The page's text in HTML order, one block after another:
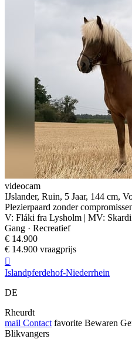
videocam
IJslander, Ruin, 5 Jaar, 144 cm,
Plezierpaard zonder
V: Fláki fra Lysholm | MV:
Gang · Recreatief
€ 14.900
€ 14.900 vraagprijs

Islandpferdehof-Niederrhein
DE
Rheurdt
mail Contact favorite Bewaren
Blikvangers